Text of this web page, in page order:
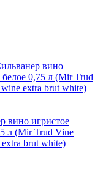
вино игристое
л (Mir Trud Vine
brut white)